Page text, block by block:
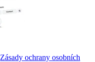
Zásady ochrany osobních